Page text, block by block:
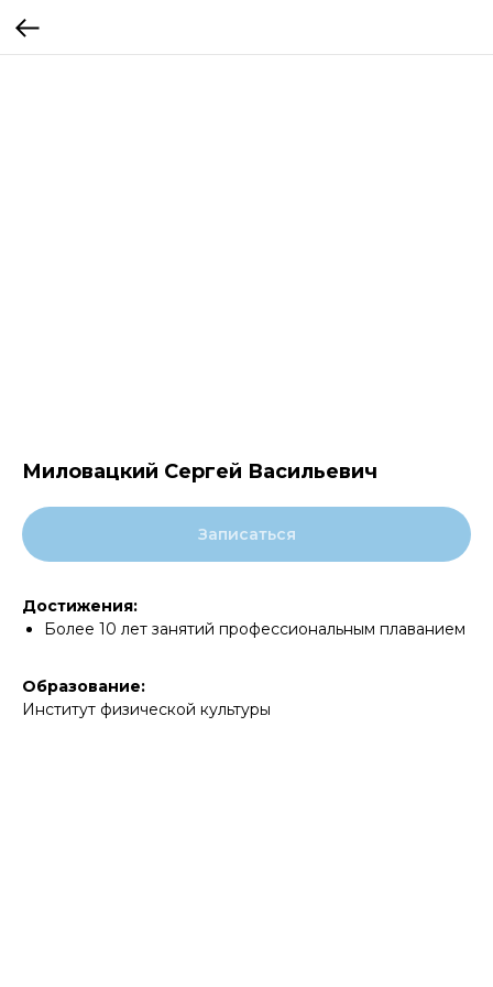
Миловацкий Сергей Васильевич
Записаться
Достижения:
Более 10 лет занятий профессиональным плаванием
Образование:
Институт физической культуры